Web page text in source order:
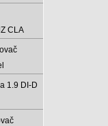
CLA
1.9 DI-D